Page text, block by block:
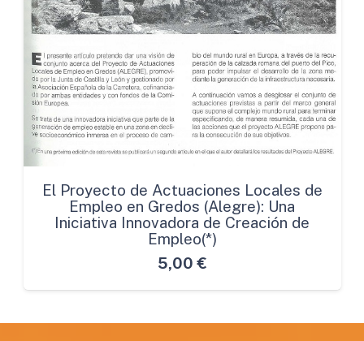
El Proyecto de Actuaciones Locales de
Empleo en Gredos (Alegre): Una
Iniciativa Innovadora de Creación de
Empleo(*)
5,00 €